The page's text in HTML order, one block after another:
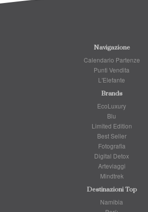
Navigazione
Calendario Partenze
Punti Vendita
L'Elefante
Brands
EcoLuxury
Blu
Limited Edition
Best Seller
Fotografia
Digital Detox
Arteviaggi
Mindtrek
Destinazioni Top
Namibia